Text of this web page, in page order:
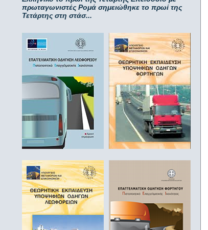
πρωταγωνιστές Ρομά σημειώθηκε το πρωί της
Τετάρτης στη στάσ...